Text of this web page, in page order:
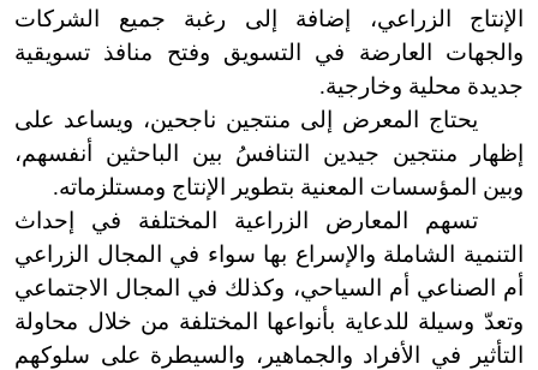
الإنتاج الزراعي، إضافة إلى رغبة جميع الشركات
والجهات العارضة في التسويق وفتح منافذ تسويقية
جديدة محلية وخارجية.
يحتاج المعرض إلى منتجين ناجحين، ويساعد على
إظهار منتجين جيدين التنافسُ بين الباحثين أنفسهم،
وبين المؤسسات المعنية بتطوير الإنتاج ومستلزماته.
تسهم المعارض الزراعية المختلفة في إحداث
التنمية الشاملة والإسراع بها سواء في المجال الزراعي
أم الصناعي أم السياحي، وكذلك في المجال الاجتماعي
وتعدّ وسيلة للدعاية بأنواعها المختلفة من خلال محاولة
التأثير في الأفراد والجماهير، والسيطرة على سلوكهم